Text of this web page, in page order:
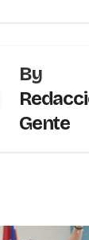
By
Gente